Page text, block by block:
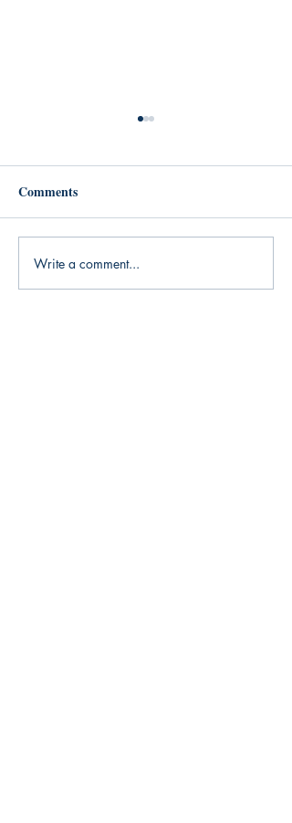
Arctic Fever @ Thomas
Fisher Rare Book Library
Comments
Write a comment...